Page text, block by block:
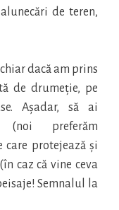
de teren,
dacă am prins
de drumeție, pe
Așadar, să ai
(noi preferăm
protejează și
caz că vine ceva
Semnalul la